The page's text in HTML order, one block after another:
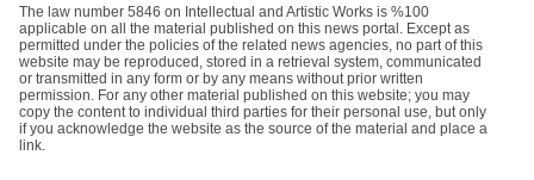
The law number 5846 on Intellectual and Artistic Works is %100
applicable on all the material published on this news portal. Except as
permitted under the policies of the related news agencies, no part of this
website may be reproduced, stored in a retrieval system, communicated
or transmitted in any form or by any means without prior written
permission. For any other material published on this website; you may
copy the content to individual third parties for their personal use, but only
if you acknowledge the website as the source of the material and place a
link.